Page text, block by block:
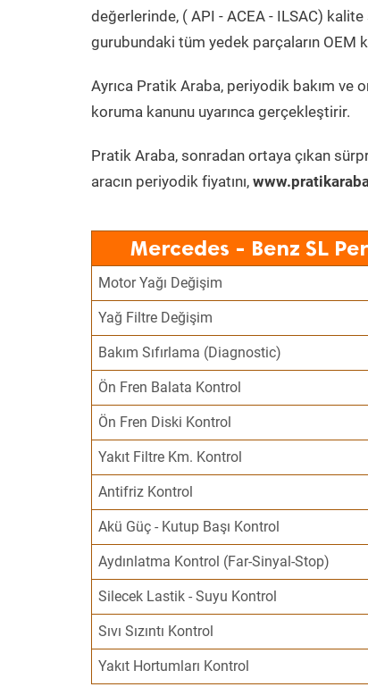
değerlerinde, ( API - ACEA - ILSAC)
gurubundaki tüm yedek parçaların OEM
Ayrıca Pratik Araba, periyodik bakım ve
koruma kanunu uyarınca gerçekleştirir.
Pratik Araba, sonradan ortaya çıkan
aracın periyodik fiyatını,
Mercedes - Benz SL
Motor Yağı Değişim
Yağ Filtre Değişim
Bakım Sıfırlama (Diagnostic)
Ön Fren Balata Kontrol
Ön Fren Diski Kontrol
Yakıt Filtre Km. Kontrol
Antifriz Kontrol
Akü Güç - Kutup Başı Kontrol
Aydınlatma Kontrol (Far-Sinyal-Stop)
Silecek Lastik - Suyu Kontrol
Sıvı Sızıntı Kontrol
Yakıt Hortumları Kontrol